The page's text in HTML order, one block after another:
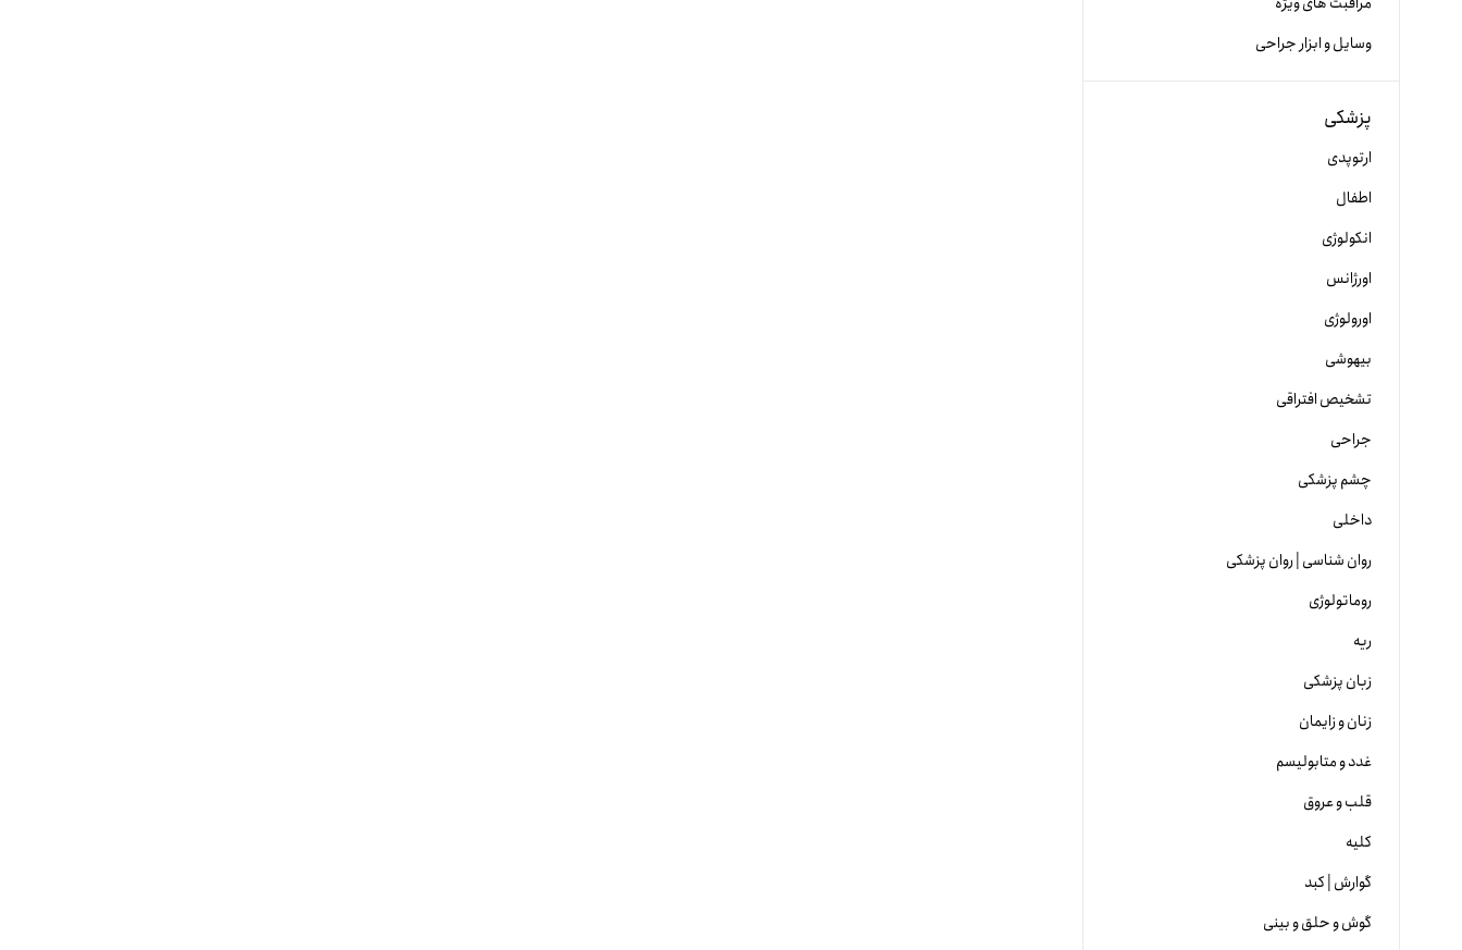
وسایل و ابزار جراحی
پزشکی
ارتوپدی
اطفال
انکولوژی
اورژانس
اورولوژی
بیهوشی
تشخیص افتراقی
جراحی
چشم پزشکی
داخلی
روان شناسی | روان پزشکی
روماتولوژی
ریه
زبان پزشکی
زنان و زایمان
غدد و متابولیسم
قلب و عروق
کلیه
گوارش | کبد
گوش و حلق و بینی